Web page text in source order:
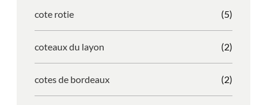
cote rotie (5)
coteaux du layon (2)
cotes de bordeaux (2)